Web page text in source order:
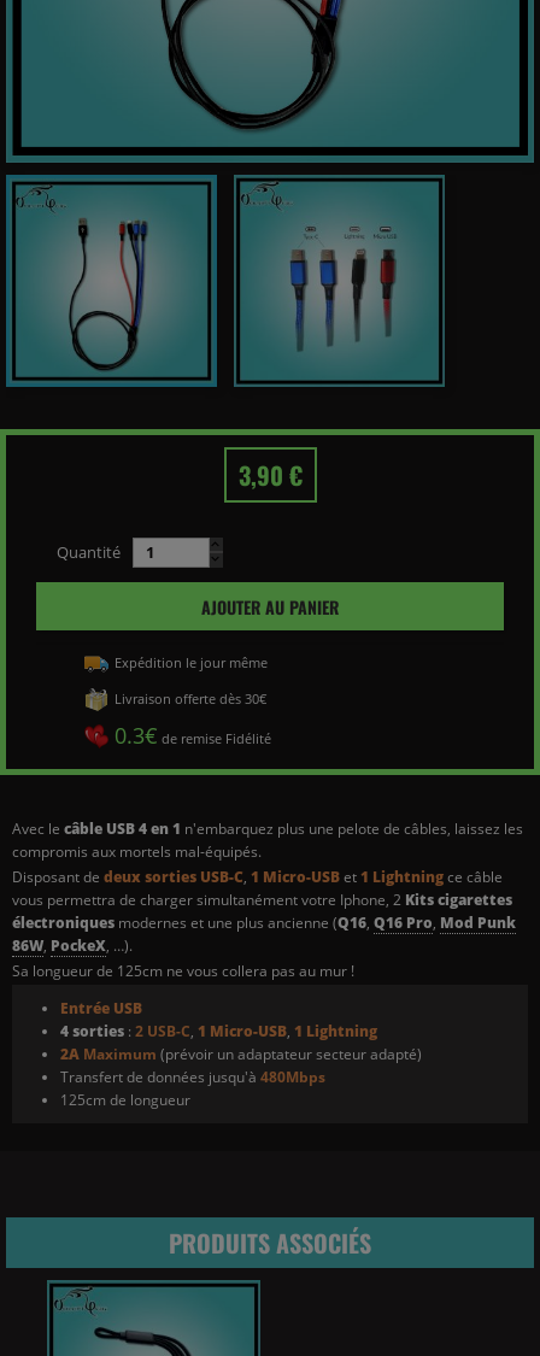
Avec le câble USB 4 en 1 n'embarquez plus une pelote de câbles, laissez les
compromis aux mortels mal-équipés.
Disposant de deux sorties USB-C, 1 Micro-USBet1 Lightningce câble
vous permettra de charger simultanément votre Iphone, 2 Kits cigarettes
électroniques modernes et une plus ancienne (Q16, Q16 Pro, Mod Punk
86W, PockeX, …).
Sa longueur de 125cm ne vous collera pas au mur !
Entrée USB
4 sorties : 2 USB-C, 1 Micro-USB, 1 Lightning
2A Maximum (prévoir un adaptateur secteur adapté)
Transfert de données jusqu'à 480Mbps
125cm de longueur
3,90 €
Quantité
AJOUTER AU PANIER
Expédition le jour même
Livraison offerte dès 30€
0.3€ de remise Fidélité
PRODUITS ASSOCIÉS